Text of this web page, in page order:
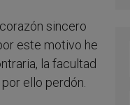
sincero
este motivo he
la facultad
ello perdón.